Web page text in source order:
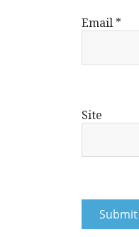
Email *
Site